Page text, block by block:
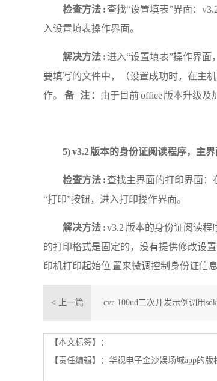
检查方法 :查找“设置填表”界面：
入设置填表操作界面。
解决方法 :进入“设置填表”操作界面
要填写的文件中，（设置成功时，在主
作。 备注 ： 由于目前office 版本升级及
5)v3.2 版本的身份证阅读程序，主
检查方法 :查找主界面的打印界面：
“打印”按钮，进入打印操作界面。
解决方法 :v3.2 版本的身份证阅读
的打印格式是固定的，没有提供修改设
印机打印起始位 置来微调控制身份证信
< 上一篇 cvr-100ud二次开发示例调用
【本文标签】：
【责任编辑】： 华视电子金沙娱场城app的版